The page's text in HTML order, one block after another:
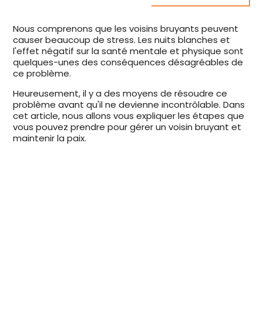
Nous comprenons que les voisins bruyants peuvent
causer beaucoup de stress. Les nuits blanches et
l'effet négatif sur la santé mentale et physique sont
quelques-unes des conséquences désagréables de
ce problème.
Heureusement, il y a des moyens de résoudre ce
problème avant qu'il ne devienne incontrôlable. Dans
cet article, nous allons vous expliquer les étapes que
vous pouvez prendre pour gérer un voisin bruyant et
maintenir la paix.